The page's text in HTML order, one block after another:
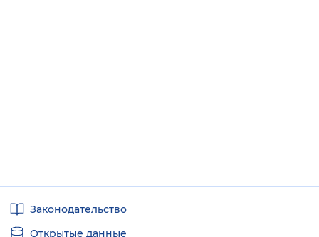
ссылкиЗаконодательство
Открытые данные